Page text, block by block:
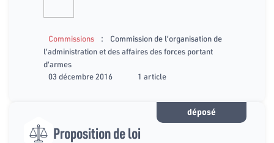
Commissions :
Commission de l’organisation de
l’administration et des affaires des forces portant
d’armes
03 décembre 2016
1 article
déposé
Proposition de loi